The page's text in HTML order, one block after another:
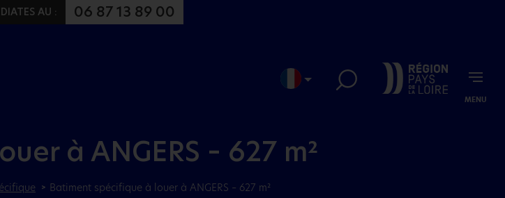
au menu
au contenu
AU : 06 87 13 89 00
MENU
à ANGERS – 627 m²
Batiment spécifique à louer à ANGERS – 627 m²